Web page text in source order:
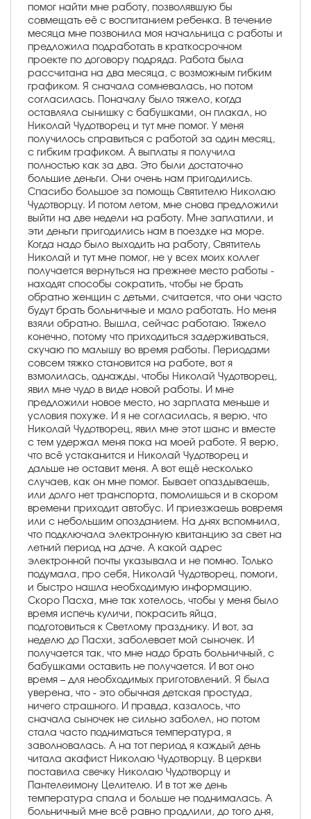
помог найти мне работу, позволявшую бы
совмещать её с воспитанием ребенка. В течение
месяца мне позвонила моя начальница с работы и
предложила подработать в краткосрочном
проекте по договору подряда. Работа была
рассчитана на два месяца, с возможным гибким
графиком. Я сначала сомневалась, но потом
согласилась. Поначалу было тяжело, когда
оставляла сынишку с бабушками, он плакал, но
Николай Чудотворец и тут мне помог. У меня
получилось справиться с работой за один месяц,
с гибким графиком. А выплаты я получила
полностью как за два. Это были достаточно
большие деньги. Они очень нам пригодились.
Спасибо большое за помощь Святителю Николаю
Чудотворцу. И потом летом, мне снова предложили
выйти на две недели на работу. Мне заплатили, и
эти деньги пригодились нам в поездке на море.
Когда надо было выходить на работу, Святитель
Николай и тут мне помог, не у всех моих коллег
получается вернуться на прежнее место работы -
находят способы сократить, чтобы не брать
обратно женщин с детьми, считается, что они часто
будут брать больничные и мало работать. Но меня
взяли обратно. Вышла, сейчас работаю. Тяжело
конечно, потому что приходиться задерживаться,
скучаю по малышу во время работы. Периодами
совсем тяжко становится на работе, вот я
взмолилась, однажды, чтобы Николай Чудотворец,
явил мне чудо в виде новой работы. И мне
предложили новое место, но зарплата меньше и
условия похуже. И я не согласилась, я верю, что
Николай Чудотворец, явил мне этот шанс и вместе
с тем удержал меня пока на моей работе. Я верю,
что всё устаканится и Николай Чудотворец и
дальше не оставит меня. А вот ещё несколько
случаев, как он мне помог. Бывает опаздываешь,
или долго нет транспорта, помолишься и в скором
времени приходит автобус. И приезжаешь вовремя
или с небольшим опозданием. На днях вспомнила,
что подключала электронную квитанцию за свет на
летний период на даче. А какой адрес
электронной почты указывала и не помню. Только
подумала, про себя, Николай Чудотворец, помоги,
и быстро нашла необходимую информацию.
Скоро Пасха, мне так хотелось, чтобы у меня было
время испечь куличи, покрасить яйца,
подготовиться к Светлому празднику. И вот, за
неделю до Пасхи, заболевает мой сыночек. И
получается так, что мне надо брать больничный, с
бабушками оставить не получается. И вот оно
время – для необходимых приготовлений. Я была
уверена, что - это обычная детская простуда,
ничего страшного. И правда, казалось, что
сначала сыночек не сильно заболел, но потом
стала часто подниматься температура, я
заволновалась. А на тот период я каждый день
читала акафист Николаю Чудотворцу. В церкви
поставила свечку Николаю Чудотворцу и
Пантелеимону Целителю. И в тот же день
температура спала и больше не поднималась. А
больничный мне всё равно продлили, до того дня,